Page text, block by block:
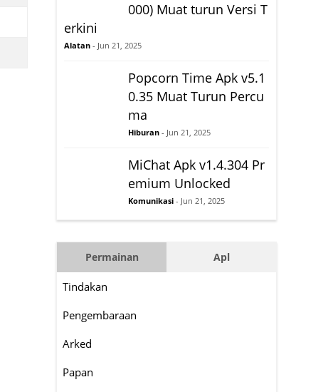
000) Muat turun Versi T
erkini
Alatan - Jun 21, 2025
Popcorn Time Apk v5.1
0.35 Muat Turun Percu
ma
Hiburan - Jun 21, 2025
MiChat Apk v1.4.304 Pr
emium Unlocked
Komunikasi - Jun 21, 2025
Permainan Apl
Tindakan
Pengembaraan
Arked
Papan